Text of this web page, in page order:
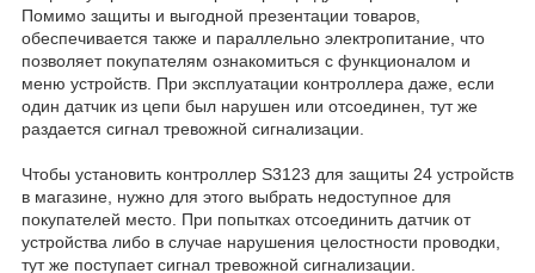
Помимо защиты и выгодной презентации товаров,
обеспечивается также и параллельно электропитание, что
позволяет покупателям ознакомиться с функционалом и
меню устройств. При эксплуатации контроллера даже, если
один датчик из цепи был нарушен или отсоединен, тут же
раздается сигнал тревожной сигнализации.
Чтобы установить контроллер S3123 для защиты 24 устройств
в магазине, нужно для этого выбрать недоступное для
покупателей место. При попытках отсоединить датчик от
устройства либо в случае нарушения целостности проводки,
тут же поступает сигнал тревожной сигнализации.